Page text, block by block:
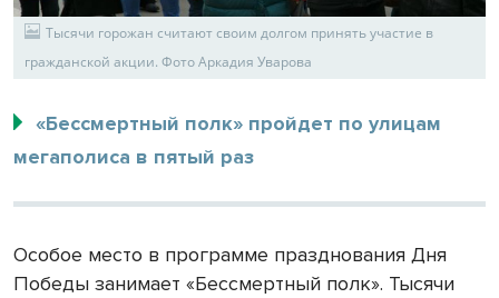
Тысячи горожан считают своим долгом принять участие в
гражданской акции. Фото Аркадия Уварова
«Бессмертный полк» пройдет по улицам
мегаполиса в пятый раз
Особое место в программе празднования Дня
Победы занимает «Бессмертный полк». Тысячи